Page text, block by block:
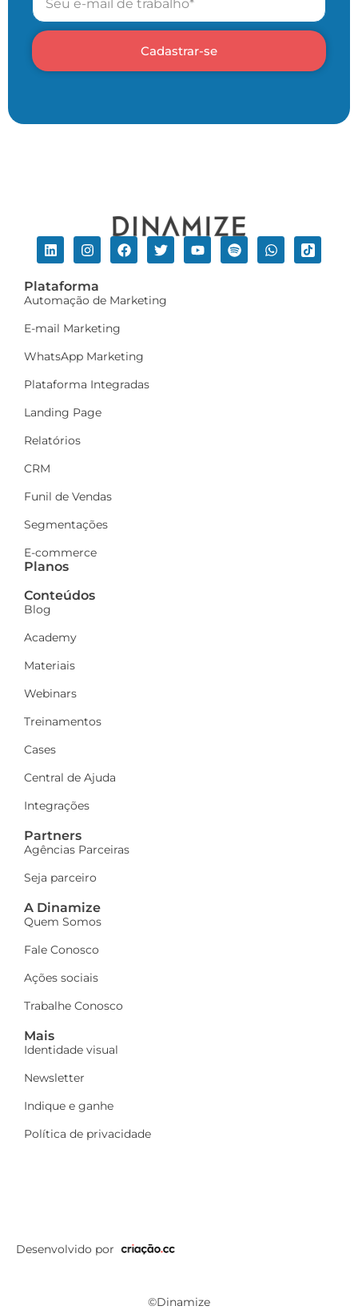
Cadastrar-se
Plataforma
Automação de Marketing
E-mail Marketing
WhatsApp Marketing
Plataforma Integradas
Landing Page
Relatórios
CRM
Funil de Vendas
Segmentações
E-commerce
Planos
Conteúdos
Blog
Academy
Materiais
Webinars
Treinamentos
Cases
Central de Ajuda
Integrações
Partners
Agências Parceiras
Seja parceiro
A Dinamize
Quem Somos
Fale Conosco
Ações sociais
Trabalhe Conosco
Mais
Identidade visual
Newsletter
Indique e ganhe
Política de privacidade
Desenvolvido por
©Dinamize